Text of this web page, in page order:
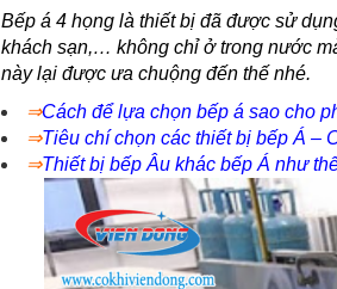
Bếp á 4 họng là thiết bị đã được sử
khách sạn,… không chỉ ở trong nước
này lại được ưa chuộng đến thế nhé.
⇒Cách để lựa chọn bếp á sao cho
⇒Tiêu chí chọn các thiết bị bếp Á –
⇒Thiết bị bếp Âu khác bếp Á như